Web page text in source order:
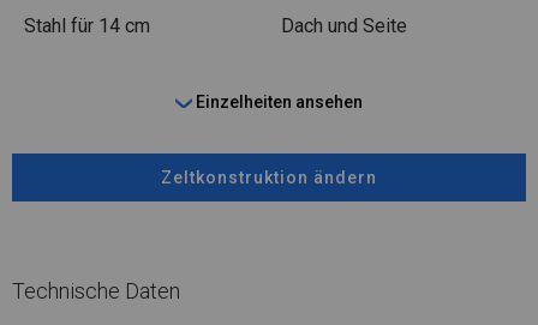
Stahl für 14 cm Dach und Seite
Einzelheiten ansehen
Zeltkonstruktion ändern
Technische Daten